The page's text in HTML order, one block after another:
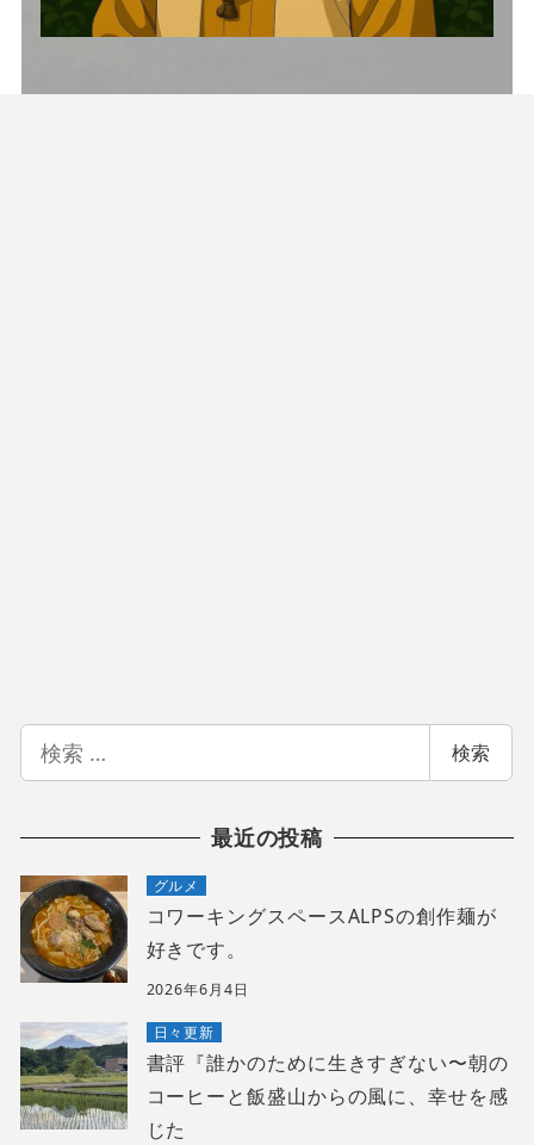
索
検索
最近の投稿
グルメ
コワーキングスペースALPSの創作麺が
好きです。
2026年6月4日
日々更新
書評『誰かのために生きすぎない〜朝の
コーヒーと飯盛山からの風に、幸せを感
じた